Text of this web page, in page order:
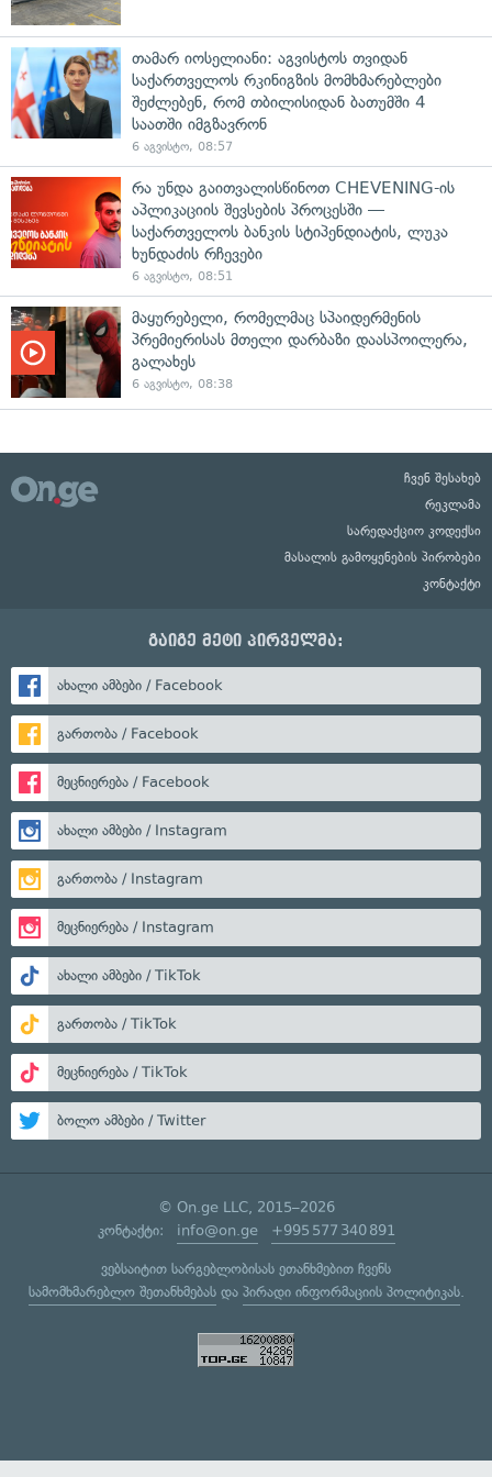
თამარ იოსელიანი: აგვისტოს თვიდან
საქართველოს რკინიგზის მომხმარებლები
შეძლებენ, რომ თბილისიდან ბათუმში 4
საათში იმგზავრონ
6 აგვისტო, 08:57
რა უნდა გაითვალისწინოთ CHEVENING-ის
აპლიკაციის შევსების პროცესში —
საქართველოს ბანკის სტიპენდიატის, ლუკა
ხუნდაძის რჩევები
6 აგვისტო, 08:51
მაყურებელი, რომელმაც სპაიდერმენის
პრემიერისას მთელი დარბაზი დაასპოილერა,
გალახეს
6 აგვისტო, 08:38
ჩვენ შესახებ
რეკლამა
სარედაქციო კოდექსი
მასალის გამოყენების პირობები
კონტაქტი
გაიგე მეტი პირველმა:
ახალი ამბები / Facebook
გართობა / Facebook
მეცნიერება / Facebook
ახალი ამბები / Instagram
გართობა / Instagram
მეცნიერება / Instagram
ახალი ამბები / TikTok
გართობა / TikTok
მეცნიერება / TikTok
ბოლო ამბები / Twitter
© On.ge LLC, 2015–2026
კონტაქტი: info@on.ge +995 577 340 891
ვებსაიტით სარგებლობისას ეთანხმებით ჩვენს
სამომხმარებლო შეთანხმებასდა პირადი ინფორმაციის პოლიტიკას.